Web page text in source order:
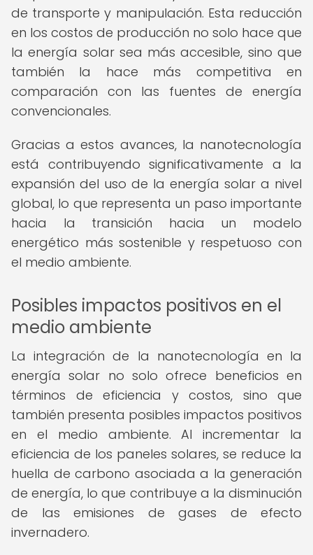
de transporte y manipulación. Esta reducción
en los costos de producción no solo hace que
la energía solar sea más accesible, sino que
también la hace más competitiva en
comparación con las fuentes de energía
convencionales.
Gracias a estos avances, la nanotecnología
está contribuyendo significativamente a la
expansión del uso de la energía solar a nivel
global, lo que representa un paso importante
hacia la transición hacia un modelo
energético más sostenible y respetuoso con
el medio ambiente.
Posibles impactos positivos en el
medio ambiente
La integración de la nanotecnología en la
energía solar no solo ofrece beneficios en
términos de eficiencia y costos, sino que
también presenta posibles impactos positivos
en el medio ambiente. Al incrementar la
eficiencia de los paneles solares, se reduce la
huella de carbono asociada a la generación
de energía, lo que contribuye a la disminución
de las emisiones de gases de efecto
invernadero.